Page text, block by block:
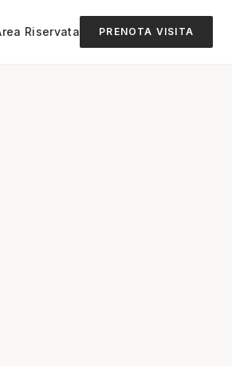
Riservata PRENOTA VISITA